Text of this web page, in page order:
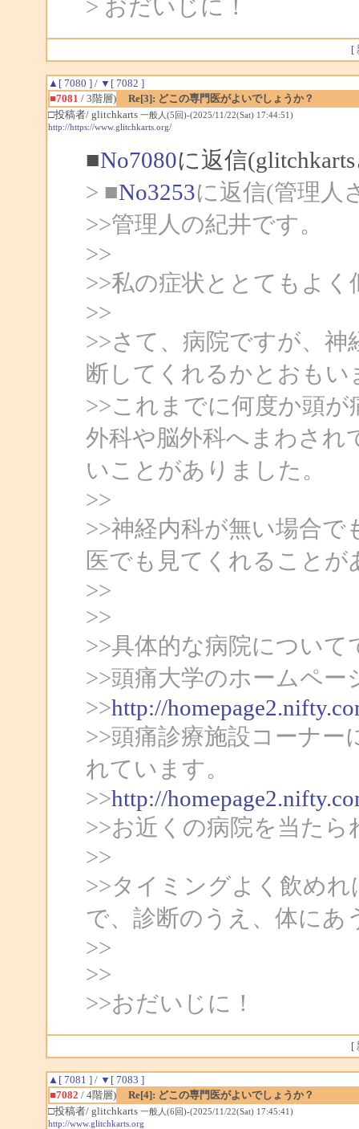
> おだいじに！
[
▲[ 7080 ]/ ▼[ 7082 ]
■7081 / 3階層)
Re[3]: どこの専門医がよいでしょうか？
□投稿者/ glitchkarts 一般人(5回)-(2025/11/22(Sat) 17:44:51)
http://https://www.glitchkarts.org/
■No7080に返信
> ■No3253に返信(管理人
>>管理人の紀井です。
>>
>>私の症状ととてもよ
>>
>>さて、病院ですが、
断してくれるかとおもい
>>これまでに何度か頭
外科や脳外科へまわされ
いことがありました。
>>
>>神経内科が無い場合
医でも見てくれることが
>>
>>
>>具体的な病院について
>>頭痛大学のホームペー
>>http://
>>頭痛診療施設コーナ
れています。
>>http://
>>お近くの病院を当た
>>
>>タイミングよく飲め
で、診断のうえ、体にあ
>>
>>
>>おだいじに！
[
▲[ 7081 ]/ ▼[ 7083 ]
■7082 / 4階層)
Re[4]: どこの専門医がよいでしょうか？
□投稿者/ glitchkarts 一般人(6回)-(2025/11/22(Sat) 17:45:41)
http://www.glitchkarts.org